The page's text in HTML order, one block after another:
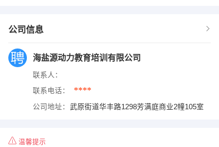
公司信息
海盐源动力教育培训有限公司
联系人：
联系电话： ****
公司地址： 武原街道华丰路1298芳满庭商业2幢105室
温馨提示